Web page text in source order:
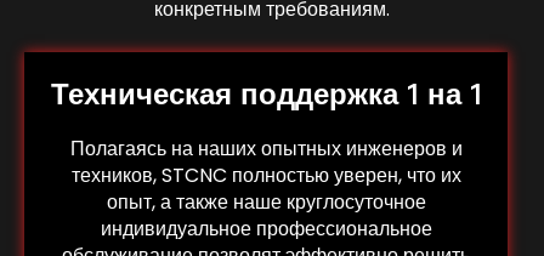
конкретным требованиям.
Техническая поддержка 1 на 1
Полагаясь на наших опытных инженеров и
техников, STCNC полностью уверен, что их
опыт, а также наше круглосуточное
индивидуальное профессиональное